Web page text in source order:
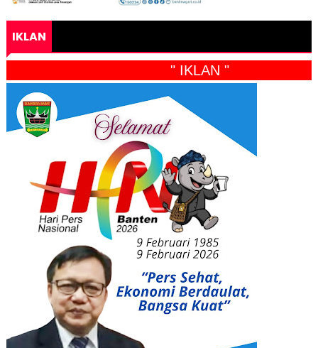
IKLAN
" IKLAN "